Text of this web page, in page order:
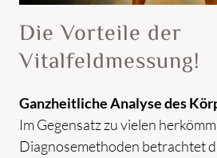
Die Vorteile der
Vitalfeldmessung!
Ganzheitliche Analyse des
Im Gegensatz zu vielen
Diagnosemethoden betrachtet